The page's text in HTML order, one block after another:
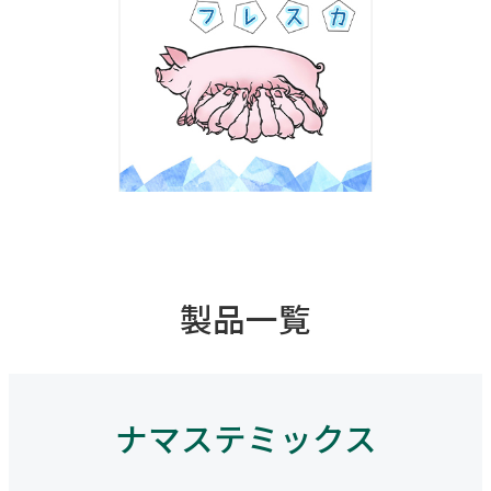
製品一覧
ナマステミックス